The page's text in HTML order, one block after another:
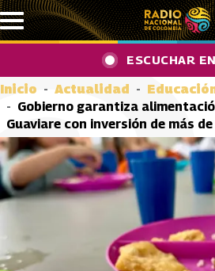
Pasar al contenido principal
ESCUCHAR
Inicio Actualidad
Gobierno garantiza
Guaviare con inversión de más